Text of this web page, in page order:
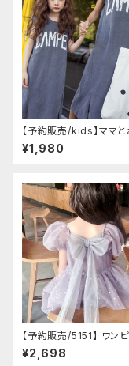
【予約販売/kids】ママ
ワンピース
¥1,980
【予約販売/5151】 ワン
¥2,698